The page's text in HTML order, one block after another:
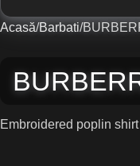
Acasă Barbati
Embroidered poplin shirt